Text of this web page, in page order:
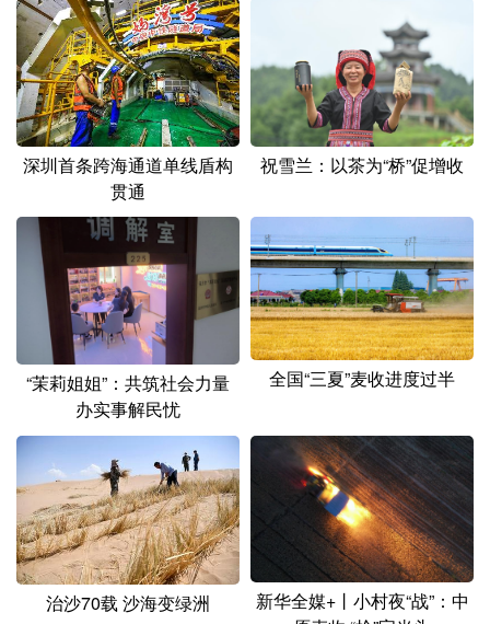
Русский язык
Deutsch Português
深圳首条跨海通道单线盾构
贯通
祝雪兰：以茶为“桥”促增收
“茉莉姐姐”：共筑社会力量
办实事解民忧
全国“三夏”麦收进度过半
治沙70载 沙海变绿洲
新华全媒+丨小村夜“战”：中